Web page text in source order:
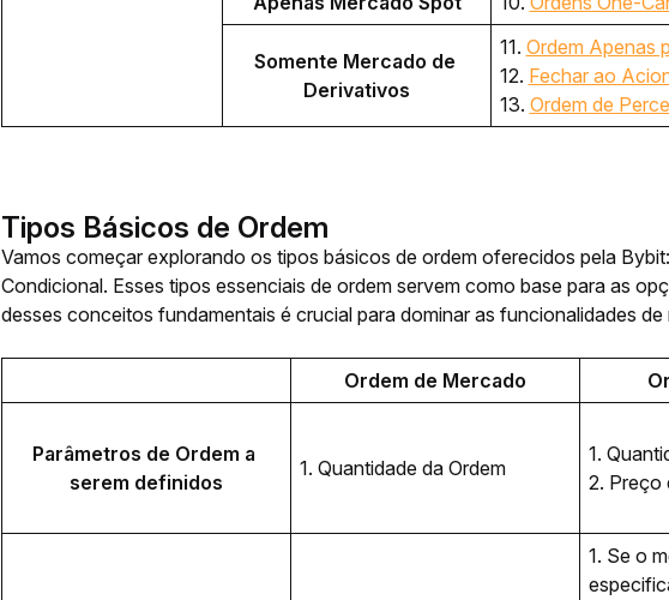
Somente Mercado de
Derivativos
11. Ordem Apenas
12. Fechar ao
13. Ordem de
Tipos Básicos de Ordem
Vamos começar explorando os tipos básicos de ordem oferecidos pela
Condicional. Esses tipos essenciais de ordem servem como base para as
desses conceitos fundamentais é crucial para dominar as funcionalidades
Ordem de Mercado
Parâmetros de Ordem a
serem definidos
1. Quantidade da Ordem
1.
2. Preço
1. Se o